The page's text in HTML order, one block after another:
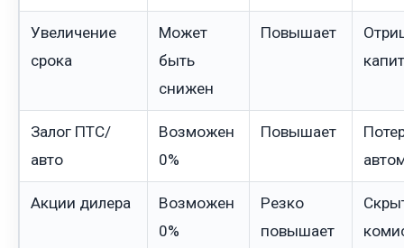
Увеличение
срока
Может
быть
снижен
Повышает
Залог ПТС/
авто
Возможен
0%
Повышает
Акции дилера
Возможен
0%
Резко
повышает